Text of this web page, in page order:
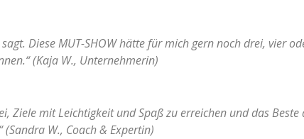
Diese MUT-SHOW hätte für mich gern noch drei, vier
(Kaja W., Unternehmerin)
Ziele mit Leichtigkeit und Spaß zu erreichen und das Beste
(Sandra W., Coach & Expertin)